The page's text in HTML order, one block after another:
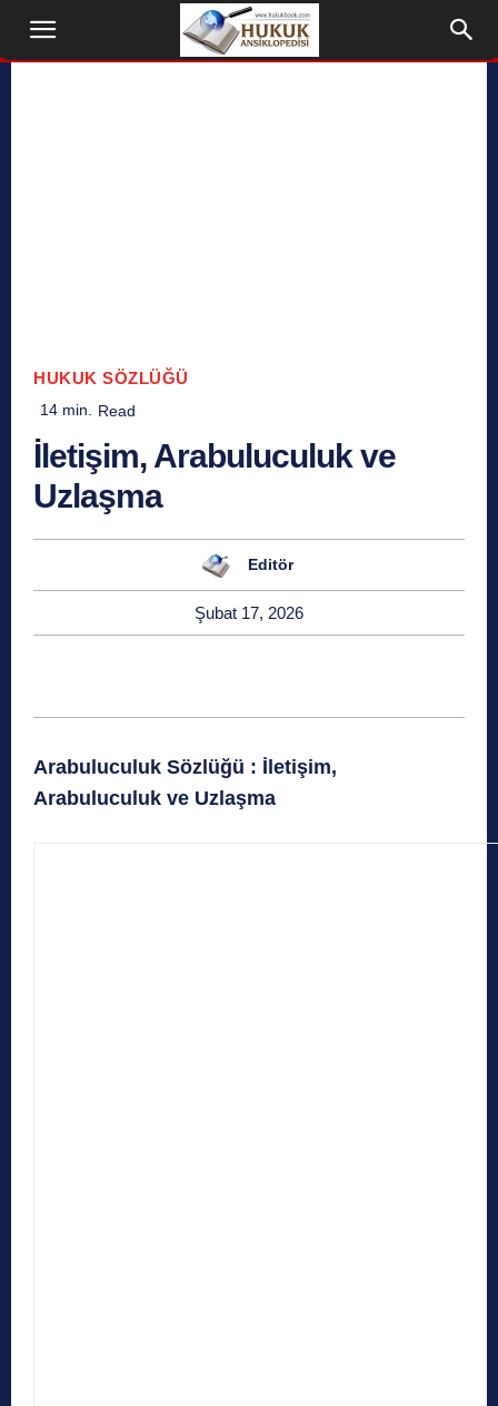
HUKUK SÖZLÜĞÜ
14 min. Read
İletişim, Arabuluculuk ve
Uzlaşma
Editör
Şubat 17, 2026
Arabuluculuk Sözlüğü : İletişim,
Arabuluculuk ve Uzlaşma